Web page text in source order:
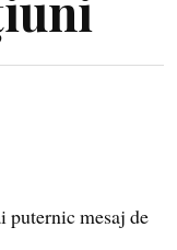
puternic mesaj de